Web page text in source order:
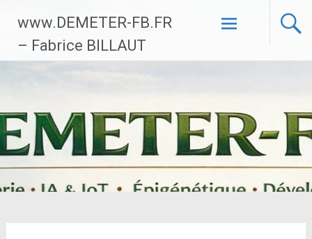
contenu
principal
www.DEMETER-FB.FR
– Fabrice BILLAUT